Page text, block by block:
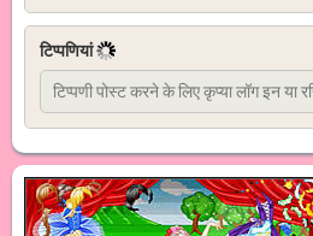
टिप्पणियां